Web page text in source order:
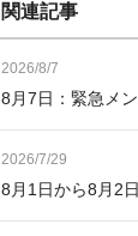
関連記事
2026/8/7
8月7日：緊急メ
2026/7/29
8月1日から8月2